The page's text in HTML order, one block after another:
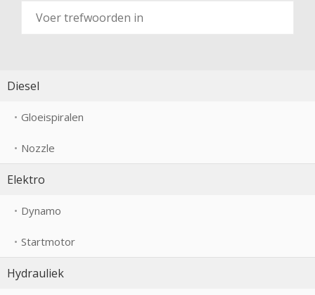
Diesel
Gloeispiralen
Nozzle
Elektro
Dynamo
Startmotor
Hydrauliek